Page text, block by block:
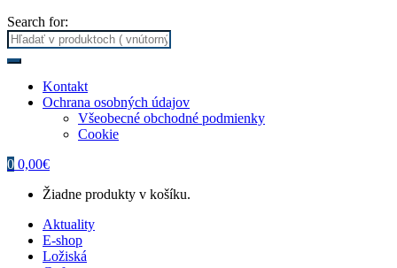
Search for:
Kontakt
Ochrana osobných údajov
Všeobecné obchodné podmienky
Cookie
0 0,00€
Žiadne produkty v košíku.
Aktuality
E-shop
Ložiská